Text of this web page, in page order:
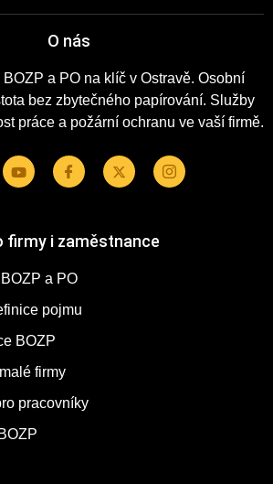
O nás
BOZP a PO na klíč v Ostravě. Osobní
bez zbytečného papírování. Služby
práce a požární ochranu ve vaší firmě.
firmy i zaměstnance
a PO
pojmu
BOZP
firmy
pracovníky